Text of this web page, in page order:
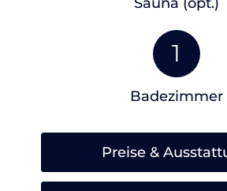
1
Badezimmer
Preise &